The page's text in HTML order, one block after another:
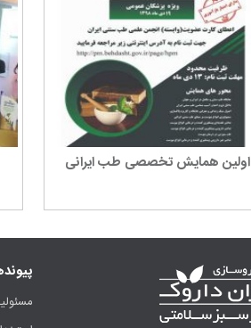
اولین همایش تخصصی طب ایرانی